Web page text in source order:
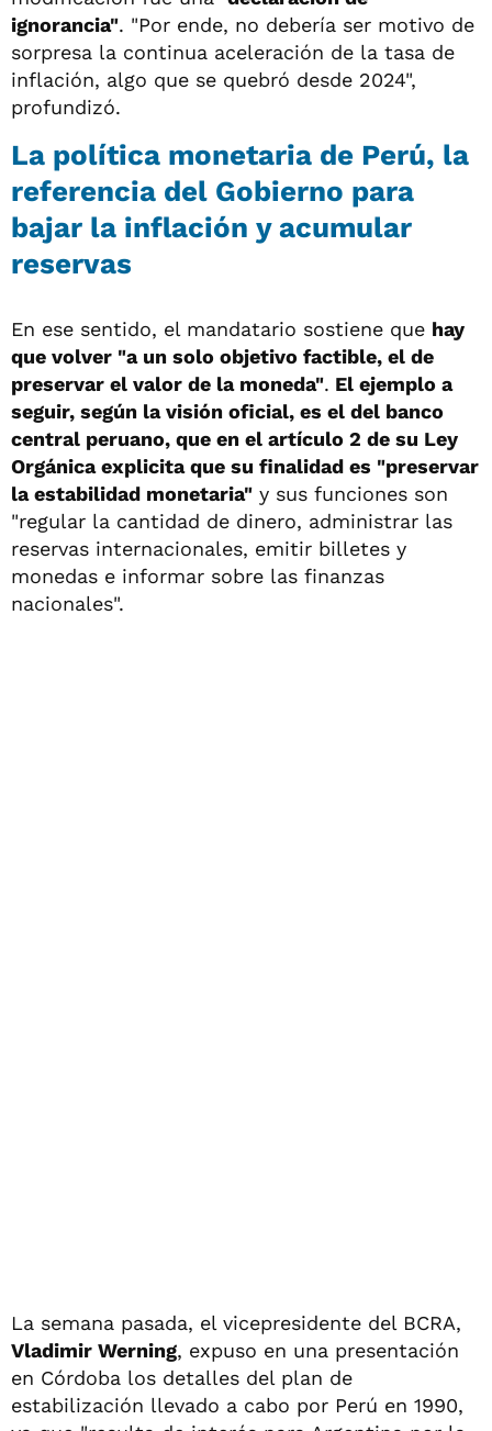
ignorancia". "Por ende, no debería ser motivo de
sorpresa la continua aceleración de la tasa de
inflación, algo que se quebró desde 2024",
profundizó.
La política monetaria de Perú, la
referencia del Gobierno para
bajar la inflación y acumular
reservas
En ese sentido, el mandatario sostiene que hay
que volver "a un solo objetivo factible, el de
preservar el valor de la moneda". El ejemplo a
seguir, según la visión oficial, es el del banco
central peruano, que en el artículo 2 de su Ley
Orgánica explicita que su finalidad es "preservar
la estabilidad monetaria" y sus funciones son
"regular la cantidad de dinero, administrar las
reservas internacionales, emitir billetes y
monedas e informar sobre las finanzas
nacionales".
La semana pasada, el vicepresidente del BCRA,
Vladimir Werning, expuso en una presentación
en Córdoba los detalles del plan de
estabilización llevado a cabo por Perú en 1990,